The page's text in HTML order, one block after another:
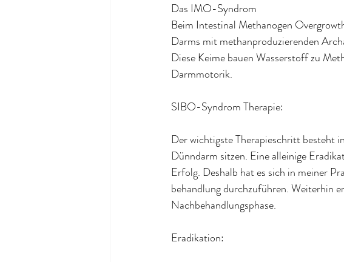
Das IMO-Syndrom
Beim Intestinal Methanogen
Darms mit methanproduzierenden
Diese Keime bauen Wasserstoff zu
Darmmotorik.
SIBO-Syndrom Therapie:
Der wichtigste Therapieschritt besteht
Dünndarm sitzen. Eine alleinige
Erfolg. Deshalb hat es sich in meiner
behandlung durchzuführen. Weiterhin
Nachbehandlungsphase.
Eradikation: